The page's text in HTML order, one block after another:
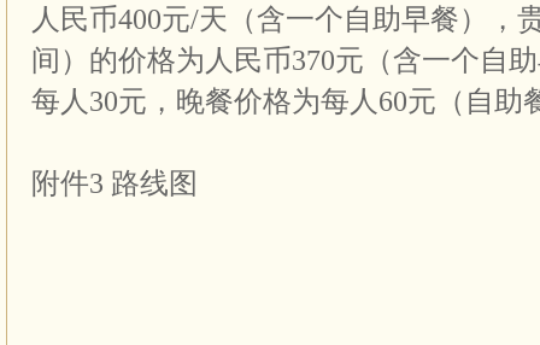
人民币400元/天（含一个自助早餐），
间）的价格为人民币370元（含一个自
每人30元，晚餐价格为每人60元（自助
附件3 路线图